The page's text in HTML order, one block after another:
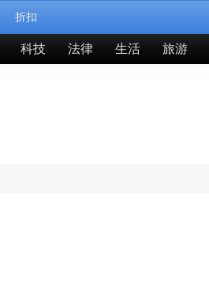
折扣
科技 法律 生活 旅游